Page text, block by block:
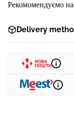
Рекомомендуємо на
Delivery